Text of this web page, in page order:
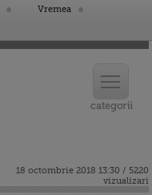
Vremea
18 octombrie 2018 13:30 / 5220
vizualizari